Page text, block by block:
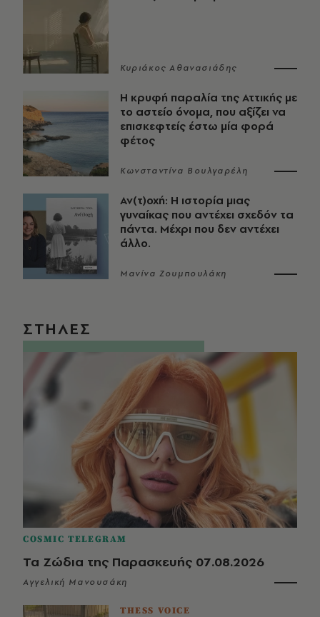
Κυριάκος Αθανασιάδης
Η κρυφή παραλία της Αττικής με
το αστείο όνομα, που αξίζει να
επισκεφτείς έστω μία φορά
φέτος
Κωνσταντίνα Βουλγαρέλη
Αν(τ)οχή: Η ιστορία μιας
γυναίκας που αντέχει σχεδόν τα
πάντα. Μέχρι που δεν αντέχει
άλλο.
Μανίνα Ζουμπουλάκη
ΣΤΗΛΕΣ
COSMIC TELEGRAM
Τα Ζώδια της Παρασκευής 07.08.2026
Αγγελική Μανουσάκη
THESS VOICE